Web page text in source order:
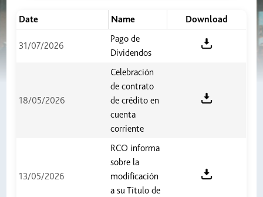
Date Name Download
31/07/2026
Pago de
Dividendos
18/05/2026
Celebración
de contrato
de crédito en
cuenta
corriente
13/05/2026
RCO informa
sobre la
modificación
a su Título de